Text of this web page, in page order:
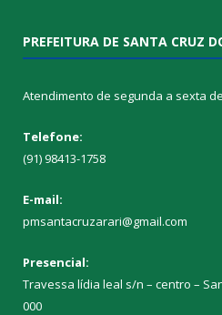
PREFEITURA DE SANTA CRUZ
Atendimento de segunda a sexta
Telefone:
(91) 98413-1758
E-mail:
pmsantacruzarari@gmail.com
Presencial:
Travessa lídia leal s/n – centro –
000